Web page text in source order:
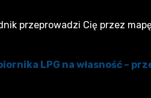
przeprowadzi Cię przez
LPG na własność –